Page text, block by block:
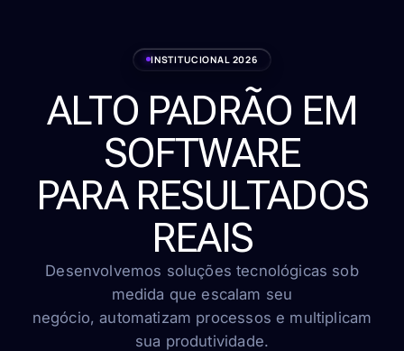
Serviços
Sobre
Clientes
Contato
INSTITUCIONAL 2026
ALTO PADRÃO EM
SOFTWARE
PARA RESULTADOS
REAIS
Desenvolvemos soluções tecnológicas sob
medida que escalam seu
negócio, automatizam processos e multiplicam
sua produtividade.